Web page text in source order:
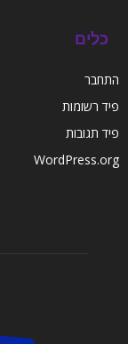
כלים
התחבר
פיד רשומות
פיד תגובות
WordPress.org